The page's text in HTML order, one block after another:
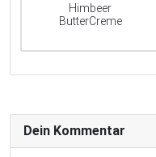
Himbeer
ButterCreme
Dein Kommentar